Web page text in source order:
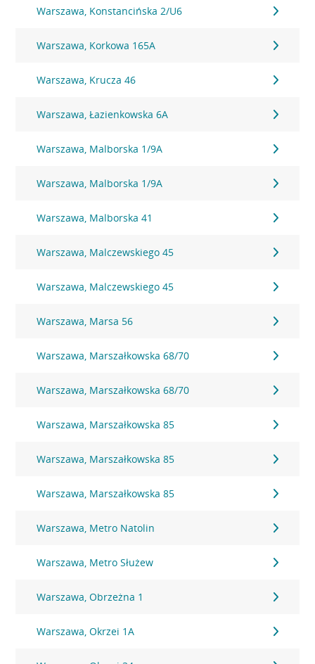
Warszawa, Konstancińska 2/U6
Warszawa, Korkowa 165A
Warszawa, Krucza 46
Warszawa, Łazienkowska 6A
Warszawa, Malborska 1/9A
Warszawa, Malborska 1/9A
Warszawa, Malborska 41
Warszawa, Malczewskiego 45
Warszawa, Malczewskiego 45
Warszawa, Marsa 56
Warszawa, Marszałkowska 68/70
Warszawa, Marszałkowska 68/70
Warszawa, Marszałkowska 85
Warszawa, Marszałkowska 85
Warszawa, Marszałkowska 85
Warszawa, Metro Natolin
Warszawa, Metro Służew
Warszawa, Obrzeżna 1
Warszawa, Okrzei 1A